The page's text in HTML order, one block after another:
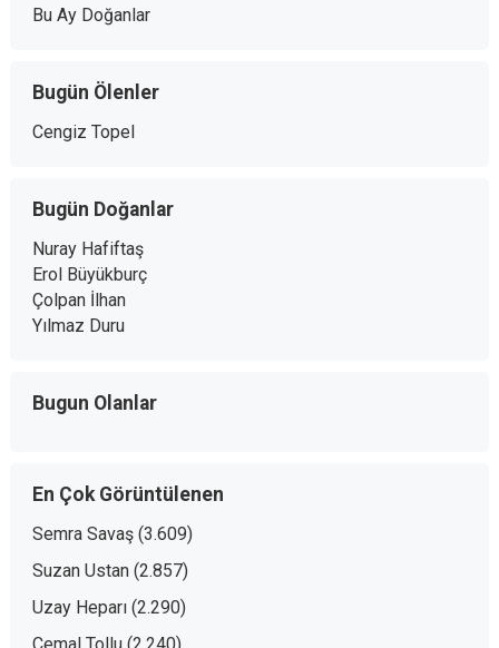
Bu Ay Doğanlar
Bugün Ölenler
Cengiz Topel
Bugün Doğanlar
Nuray Hafiftaş
Erol Büyükburç
Çolpan İlhan
Yılmaz Duru
Bugun Olanlar
En Çok Görüntülenen
Semra Savaş (3.609)
Suzan Ustan (2.857)
Uzay Heparı (2.290)